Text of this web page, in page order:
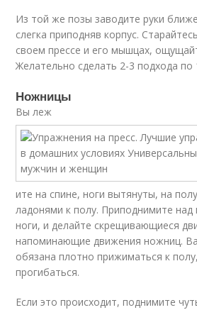
Из той же позы заводите руки
слегка приподняв корпус.
своем прессе и его мышцах,
Желательно сделать 2-3 подхода по
Ножницы
Вы леж
ите на спине, ноги вытянуты, на
ладонями к полу. Приподнимите
ноги, и делайте скрещивающиеся
напоминающие движения ножниц.
обязана плотно прижиматься к
прогибаться.
Если это происходит, поднимите